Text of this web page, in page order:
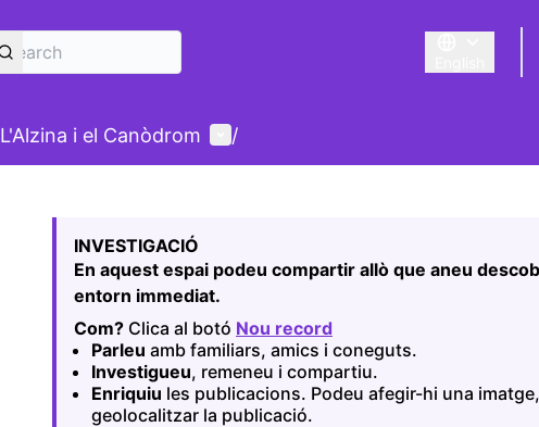
Triar la llengua
L'Alzina i el Canòdrom User menu
/
INVESTIGACIÓ
En aquest espai podeu compartir allò que aneu
entorn immediat.
Com? Clica al botó Nou record
(Opens in new tab)
Parleu amb familiars, amics i coneguts.
Investigueu, remeneu i compartiu.
Enriquiu les publicacions. Podeu afegir-hi una
geolocalitzar la publicació.